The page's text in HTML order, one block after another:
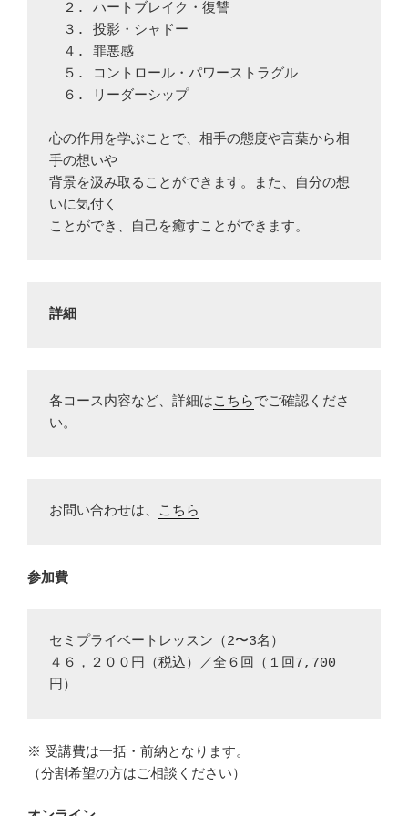
２. ハートブレイク・復讐
３. 投影・シャドー
４. 罪悪感
５. コントロール・パワーストラグル
６. リーダーシップ
心の作用を学ぶことで、相手の態度や言葉から相
手の想いや
背景を汲み取ることができます。また、自分の想
いに気付く
詳細
各コース内容など、詳細はこちらでご確認くださ
い。
お問い合わせは、 こちら
参加費
セミプライベートレッスン（2〜3名）
４６，２００円（税込）／全６回（１回7,700
※ 受講費は一括・前納となります。
（分割希望の方はご相談ください）